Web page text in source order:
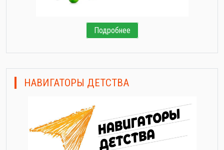
Подробнее
НАВИГАТОРЫ ДЕТСТВА